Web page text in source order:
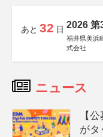
あと 32 日 2026 第
福井県美浜
式会社
ニュース
【
がタ